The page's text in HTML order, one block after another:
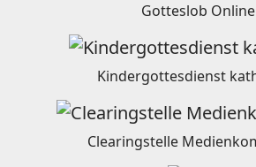
Gotteslob Online
Kindergottesdienst
Clearingstelle